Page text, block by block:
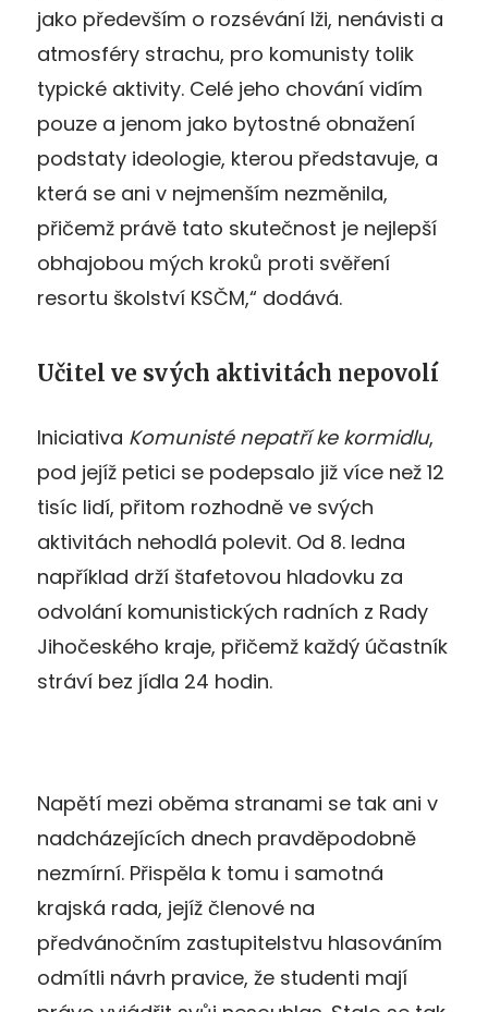
jako především o rozsévání lži, nenávisti a
atmosféry strachu, pro komunisty tolik
typické aktivity. Celé jeho chování vidím
pouze a jenom jako bytostné obnažení
podstaty ideologie, kterou představuje, a
která se ani v nejmenším nezměnila,
přičemž právě tato skutečnost je nejlepší
obhajobou mých kroků proti svěření
resortu školství KSČM,“ dodává.
Učitel ve svých aktivitách nepovolí
Iniciativa Komunisté nepatří ke kormidlu,
pod jejíž petici se podepsalo již více než 12
tisíc lidí, přitom rozhodně ve svých
aktivitách nehodlá polevit. Od 8. ledna
například drží štafetovou hladovku za
odvolání komunistických radních z Rady
Jihočeského kraje, přičemž každý účastník
stráví bez jídla 24 hodin.
Napětí mezi oběma stranami se tak ani v
nadcházejících dnech pravděpodobně
nezmírní. Přispěla k tomu i samotná
krajská rada, jejíž členové na
předvánočním zastupitelstvu hlasováním
odmítli návrh pravice, že studenti mají